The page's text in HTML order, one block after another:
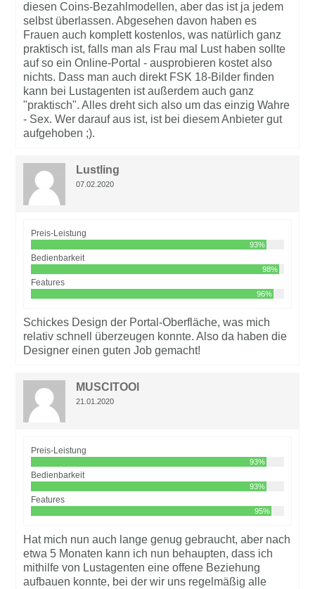
diesen Coins-Bezahlmodellen, aber das ist ja jedem
selbst überlassen. Abgesehen davon haben es
Frauen auch komplett kostenlos, was natürlich ganz
praktisch ist, falls man als Frau mal Lust haben sollte
auf so ein Online-Portal - ausprobieren kostet also
nichts. Dass man auch direkt FSK 18-Bilder finden
kann bei Lustagenten ist außerdem auch ganz
"praktisch". Alles dreht sich also um das einzig Wahre
- Sex. Wer darauf aus ist, ist bei diesem Anbieter gut
aufgehoben ;).
Lustling
07.02.2020
Preis-Leistung
93%
Bedienbarkeit
98%
Features
96%
Schickes Design der Portal-Oberfläche, was mich
relativ schnell überzeugen konnte. Also da haben die
Designer einen guten Job gemacht!
MUSCITOOl
21.01.2020
Preis-Leistung
93%
Bedienbarkeit
93%
Features
95%
Hat mich nun auch lange genug gebraucht, aber nach
etwa 5 Monaten kann ich nun behaupten, dass ich
mithilfe von Lustagenten eine offene Beziehung
aufbauen konnte, bei der wir uns regelmäßig alle